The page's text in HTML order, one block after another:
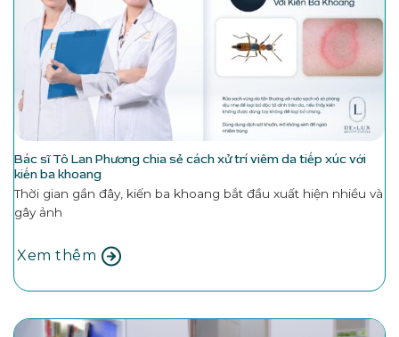
Bác sĩ Tô Lan Phương chia sẻ cách xử trí viêm da tiếp xúc với
kiến ba khoang
Thời gian gần đây, kiến ba khoang bắt đầu xuất hiện nhiều và
gây ảnh
Xem thêm